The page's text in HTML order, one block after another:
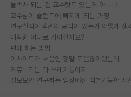
물박사 되는 건 교수탓도 있는거 아니냐
교수님이 슬럼프에 빠지게 되는 과정
연구실적이 4년의 공백이 있는거 어떻게 생
대학원 어디로 가야할까요?
편애 하는 방법
이사이트가 처음엔 정말 도움많이됐는데
커뮤니티는 다 쓰레기통이지